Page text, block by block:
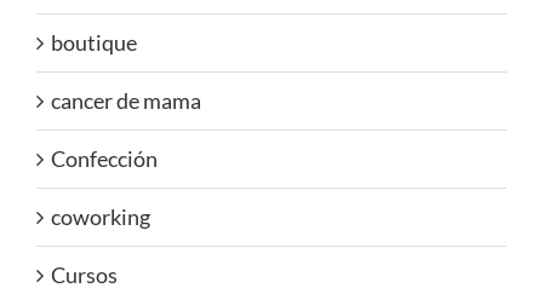
boutique
cancer de mama
Confección
coworking
Cursos